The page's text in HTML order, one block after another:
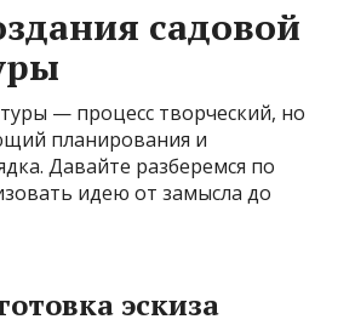
садовой
— процесс творческий, но
планирования и
Давайте разберемся по
идею от замысла до
эскиза